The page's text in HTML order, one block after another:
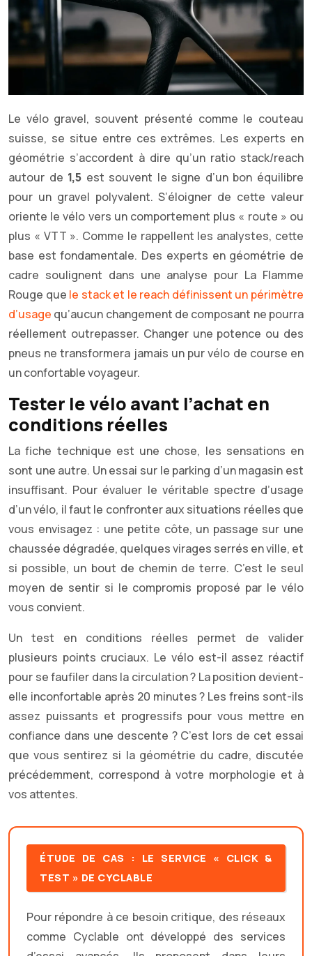
Le vélo gravel, souvent présenté comme le couteau
suisse, se situe entre ces extrêmes. Les experts en
géométrie s’accordent à dire qu’un ratio stack/reach
autour de 1,5 est souvent le signe d’un bon équilibre
pour un gravel polyvalent. S’éloigner de cette valeur
oriente le vélo vers un comportement plus « route » ou
plus « VTT ». Comme le rappellent les analystes, cette
base est fondamentale. Des experts en géométrie de
cadre soulignent dans une analyse pour La Flamme
Rouge que le stack et le reach définissent un périmètre
d’usage qu’aucun changement de composant ne pourra
réellement outrepasser. Changer une potence ou des
pneus ne transformera jamais un pur vélo de course en
un confortable voyageur.
Tester le vélo avant l’achat en
conditions réelles
La fiche technique est une chose, les sensations en
sont une autre. Un essai sur le parking d’un magasin est
insuffisant. Pour évaluer le véritable spectre d’usage
d’un vélo, il faut le confronter aux situations réelles que
vous envisagez : une petite côte, un passage sur une
chaussée dégradée, quelques virages serrés en ville, et
si possible, un bout de chemin de terre. C’est le seul
moyen de sentir si le compromis proposé par le vélo
vous convient.
Un test en conditions réelles permet de valider
plusieurs points cruciaux. Le vélo est-il assez réactif
pour se faufiler dans la circulation ? La position devient-
elle inconfortable après 20 minutes ? Les freins sont-ils
assez puissants et progressifs pour vous mettre en
confiance dans une descente ? C’est lors de cet essai
que vous sentirez si la géométrie du cadre, discutée
précédemment, correspond à votre morphologie et à
vos attentes.
ÉTUDE DE CAS : LE SERVICE « CLICK &
TEST » DE CYCLABLE
Pour répondre à ce besoin critique, des réseaux
comme Cyclable ont développé des services